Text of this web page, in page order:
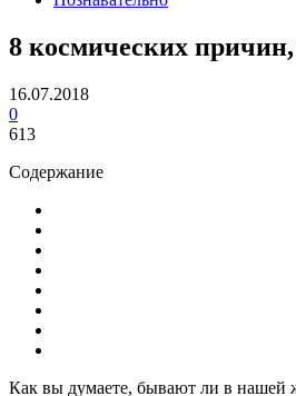
8 космических
16.07.2018
0
613
Содержание
Как вы думаете, бывают ли в нашей